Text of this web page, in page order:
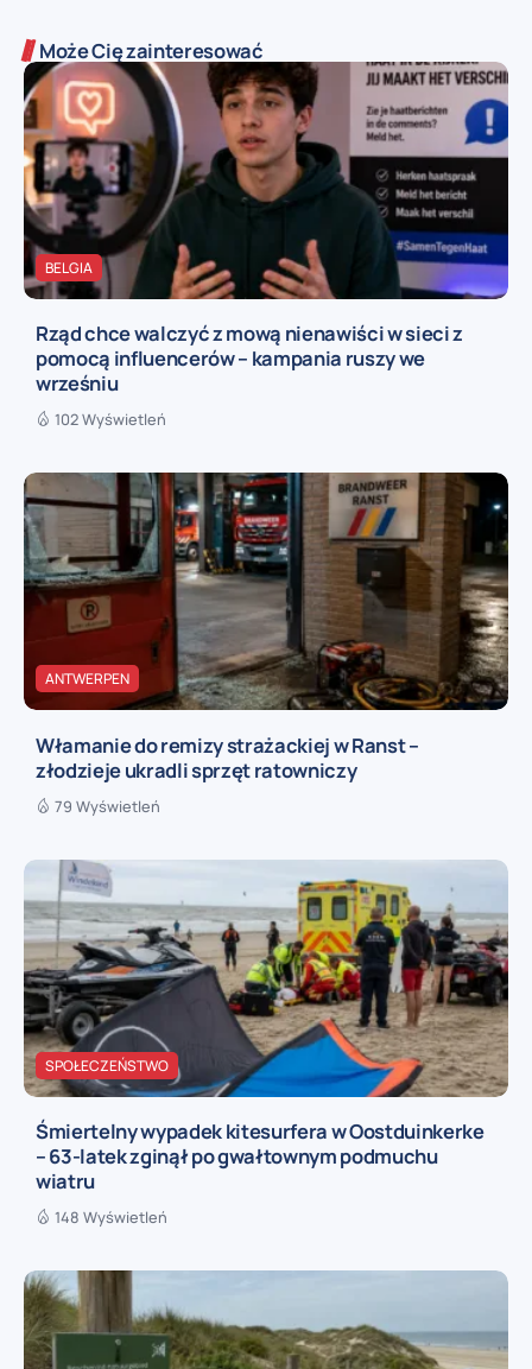
Może Cię zainteresować
BELGIA
Rząd chce walczyć z mową nienawiści w sieci z
pomocą influencerów – kampania ruszy we
wrześniu
102 Wyświetleń
ANTWERPEN
Włamanie do remizy strażackiej w Ranst –
złodzieje ukradli sprzęt ratowniczy
79 Wyświetleń
SPOŁECZEŃSTWO
Śmiertelny wypadek kitesurfera w Oostduinkerke
– 63-latek zginął po gwałtownym podmuchu
wiatru
148 Wyświetleń